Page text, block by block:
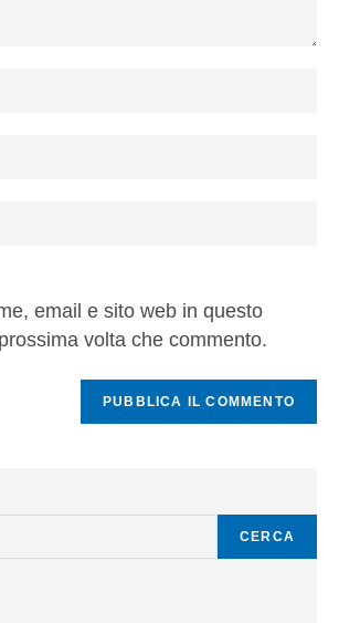
email e sito web in questo
volta che commento.
CERCA